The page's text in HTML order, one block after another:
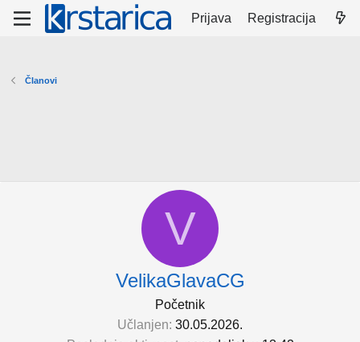
Prijava Registracija
Članovi
V
VelikaGlavaCG
Početnik
Učlanjen 30.05.2026.